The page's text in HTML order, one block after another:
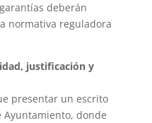
deberán
normativa reguladora
justificación y
presentar un escrito
donde